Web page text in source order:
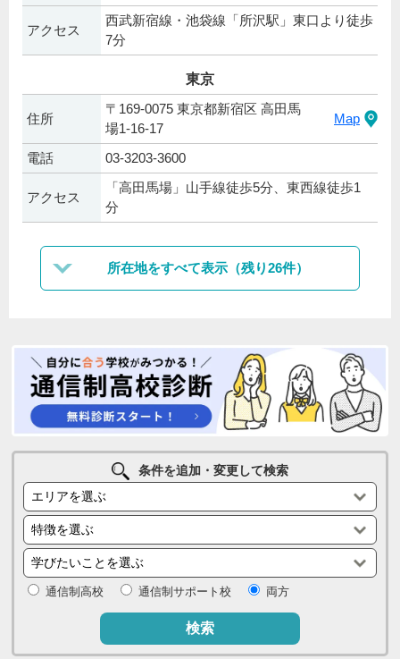
アクセス
西武新宿線・池袋線「所沢駅」東口より徒歩
7分
東京
住所
〒169-0075 東京都新宿区 高田馬
場1-16-17
Map
電話 03-3203-3600
アクセス
「高田馬場」山手線徒歩5分、東西線徒歩1
分
所在地をすべて表示（残り26件）
条件を追加・変更して検索
通信制高校 通信制サポート校 両方
検索